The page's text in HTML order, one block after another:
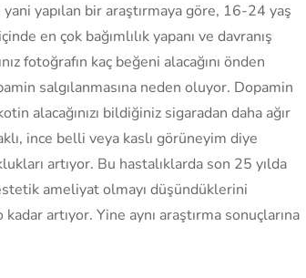
yapılan bir araştırmaya göre, 16-24 yaş
en çok bağımlılık yapanı ve davranış
fotoğrafın kaç beğeni alacağını önden
salgılanmasına neden oluyor. Dopamin
alacağınızı bildiğiniz sigaradan daha ağır
ince belli veya kaslı görüneyim diye
artıyor. Bu hastalıklarda son 25 yılda
ameliyat olmayı düşündüklerini
artıyor. Yine aynı araştırma sonuçlarına